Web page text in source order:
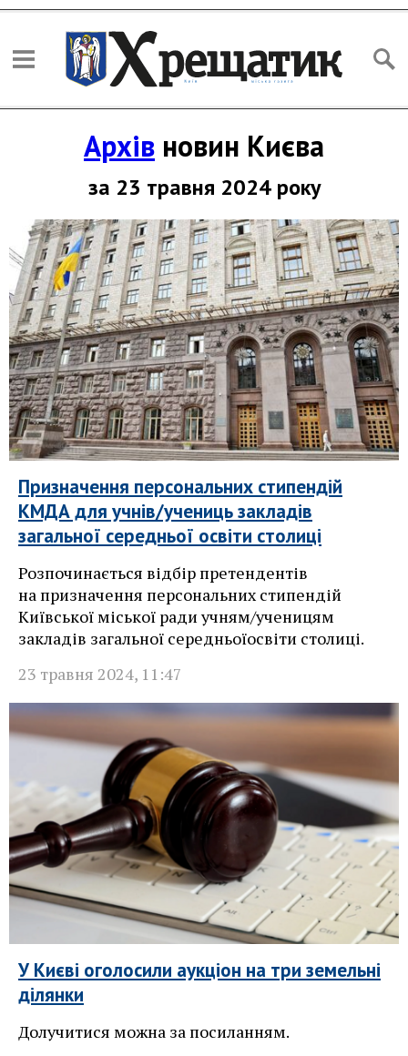
Архів новин Києва
за 23 травня 2024 року
Призначення персональних стипендій
КМДА для учнів/учениць закладів
загальної середньої освіти столиці
Розпочинається відбір претендентів
на призначення персональних стипендій
Київської міської ради учням/ученицям
закладів загальної середньоїосвіти столиці.
23 травня 2024, 11:47
У Києві оголосили аукціон на три земельні
ділянки
Долучитися можна за посиланням.